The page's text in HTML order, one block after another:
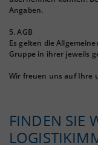
Angaben.
5. AGB
Es gelten die
Gruppe in ihrer jeweils
Wir freuen uns auf Ihre
FINDEN SIE